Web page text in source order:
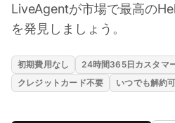
LiveAgentが市場で最高の
を発見しましょう。
初期費用なし
24時間365日カスタマ
クレジットカード不要
いつでも解約